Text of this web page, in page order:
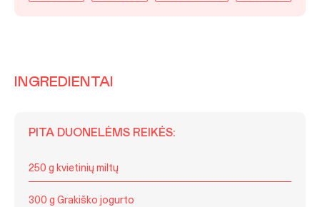
INGREDIENTAI
PITA DUONELĖMS REIKĖS:
250 g kvietinių miltų
300 g Grakiško jogurto